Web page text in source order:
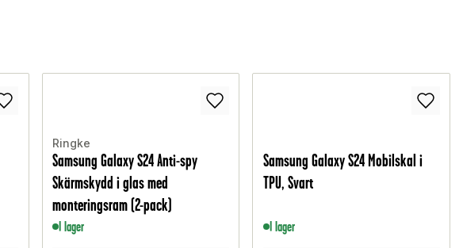
Ringke
Samsung Galaxy S24 Anti-spy
Skärmskydd i glas med
monteringsram (2-pack)
I lager
Samsung Galaxy S24 Mobilskal i
TPU, Svart
I lager